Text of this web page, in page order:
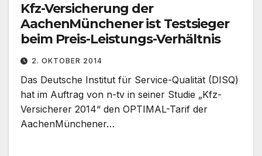
Kfz-Versicherung der
AachenMünchener ist Testsieger
beim Preis-Leistungs-Verhältnis
2. OKTOBER 2014
Das Deutsche Institut für Service-Qualität (DISQ)
hat im Auftrag von n-tv in seiner Studie „Kfz-
Versicherer 2014“ den OPTIMAL-Tarif der
AachenMünchener…